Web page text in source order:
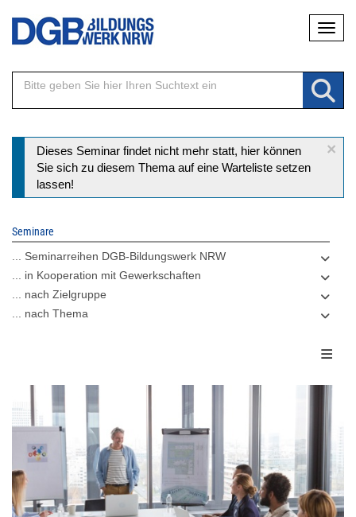
Direkt
Inhalt
×
Statusmeldung
Dieses Seminar findet nicht mehr statt, hier können
Sie sich zu diesem Thema auf eine Warteliste setzen
lassen!
Seminare
... Seminarreihen DGB-Bildungswerk NRW
... in Kooperation mit Gewerkschaften
... nach Zielgruppe
... nach Thema